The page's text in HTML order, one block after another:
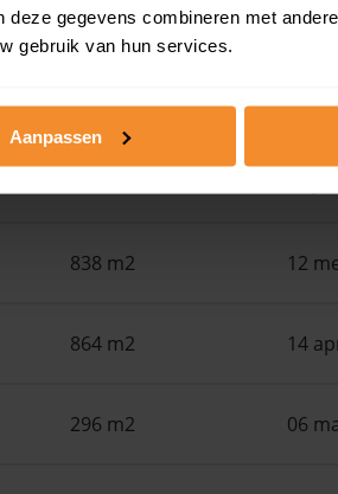
gegevens combineren met
gebruik van hun services.
Aanpassen
Perceel
245 m2 16
838 m2 12
864 m2 14
296 m2 06